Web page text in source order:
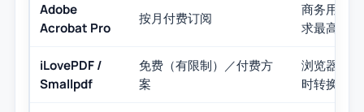
Adobe
Acrobat Pro
按月付费订阅
商务用途
求最高精度
iLovePDF /
Smallpdf
免费（有限制）／付费方
案
浏览器里
时转换